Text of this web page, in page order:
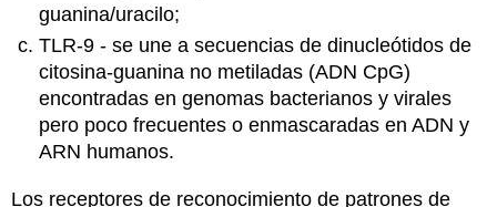
guanina/uracilo;
TLR-9 - se une a secuencias de dinucleótidos de
citosina-guanina no metiladas (ADN CpG)
encontradas en genomas bacterianos y virales
pero poco frecuentes o enmascaradas en ADN y
ARN humanos.
Los receptores de reconocimiento de patrones de